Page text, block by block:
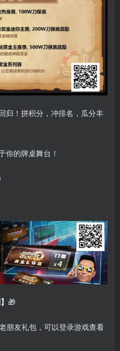
归！拼积分，冲排名，瓜分丰
你的牌桌舞台！
🎁
朋友礼包，可以登录游戏查看